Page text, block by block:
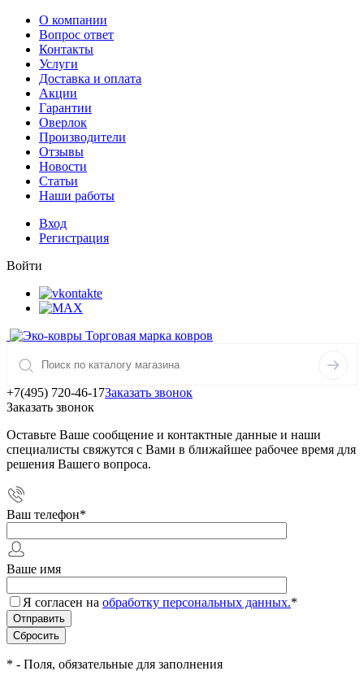
О компании
Вопрос ответ
Контакты
Услуги
Доставка и оплата
Акции
Гарантии
Оверлок
Производители
Отзывы
Новости
Статьи
Наши работы
Вход
Регистрация
Войти
Торговая марка ковров
+7(495) 720-46-17Заказать звонок
Заказать звонок
Оставьте Ваше сообщение и контактные данные и наши
специалисты свяжутся с Вами в ближайшее рабочее время для
решения Вашего вопроса.
Ваш телефон*
Ваше имя
Я согласен на обработку персональных данных.*
* - Поля, обязательные для заполнения